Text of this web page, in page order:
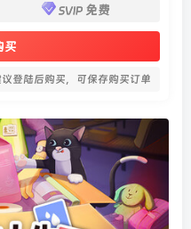
SVIP 免费
买
登陆后购买，可保存购买订单